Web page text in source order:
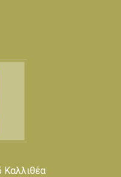
Καλλιθέα